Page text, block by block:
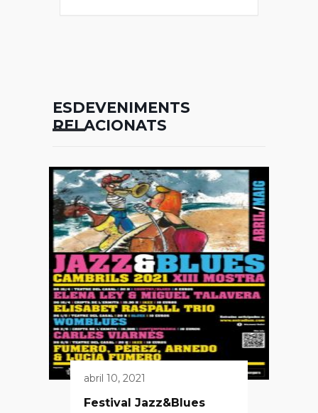
ESDEVENIMENTS
RELACIONATS
abril 10, 2021
Festival Jazz&Blues